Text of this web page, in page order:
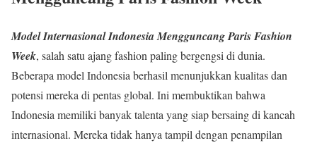
Model Internasional Indonesia Mengguncang Paris Fashion
Week, salah satu ajang fashion paling bergengsi di dunia.
Beberapa model Indonesia berhasil menunjukkan kualitas dan
potensi mereka di pentas global. Ini membuktikan bahwa
Indonesia memiliki banyak talenta yang siap bersaing di kancah
internasional. Mereka tidak hanya tampil dengan penampilan